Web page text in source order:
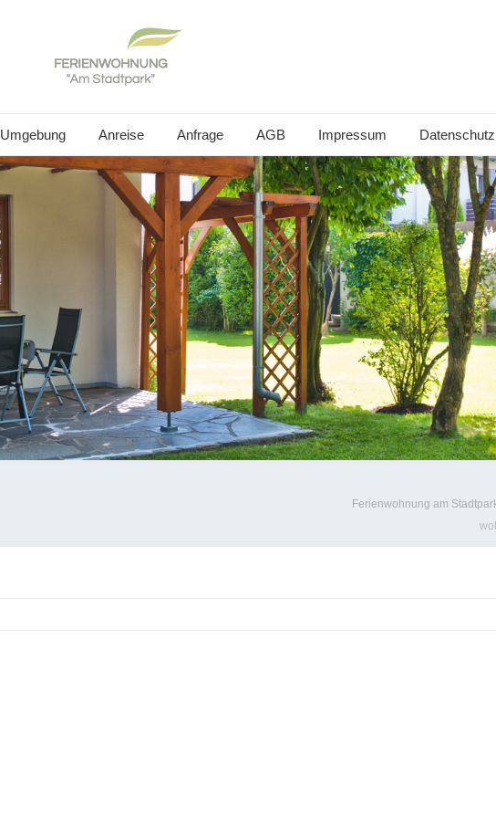
Umgebung Anreise Anfrage AGB Impressum Datenschutz
Ferienwohnung am